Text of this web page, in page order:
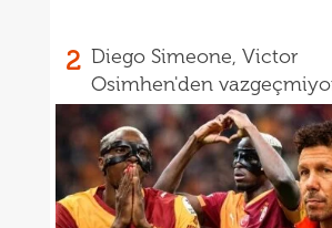
2 Diego Simeone, Victor
Osimhen'den